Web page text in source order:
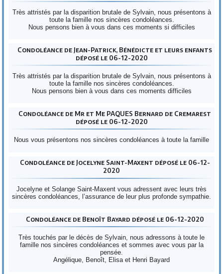
Très attristés par la disparition brutale de Sylvain, nous présentons à
toute la famille nos sincères condoléances.
Nous pensons bien à vous dans ces moments si difficiles
Condoléance de Jean-Patrick, Bénédicte et leurs enfants
déposé le 06-12-2020
Très attristés par la disparition brutale de Sylvain, nous présentons à
toute la famille nos sincères condoléances.
Nous pensons bien à vous dans ces moments difficiles
Condoléance de Mr et Me PAQUES Bernard de Cremarest
déposé le 06-12-2020
Nous vous présentons nos sincères condoléances à toute la famille
Condoléance de Jocelyne Saint-Maxent déposé le 06-12-
2020
Jocelyne et Solange Saint-Maxent vous adressent avec leurs très
sincères condoléances, l’assurance de leur plus profonde sympathie.
Condoléance de Benoît Bayard déposé le 06-12-2020
Très touchés par le décès de Sylvain, nous adressons à toute le
famille nos sincères condoléances et sommes avec vous par la
pensée.
Angélique, Benoît, Elisa et Henri Bayard